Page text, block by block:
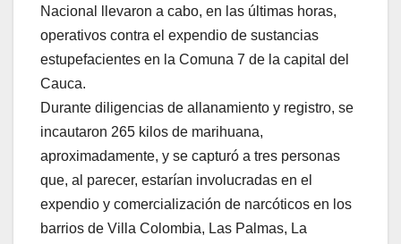
Nacional llevaron a cabo, en las últimas horas,
operativos contra el expendio de sustancias
estupefacientes en la Comuna 7 de la capital del
Cauca.
Durante diligencias de allanamiento y registro, se
incautaron 265 kilos de marihuana,
aproximadamente, y se capturó a tres personas
que, al parecer, estarían involucradas en el
expendio y comercialización de narcóticos en los
barrios de Villa Colombia, Las Palmas, La